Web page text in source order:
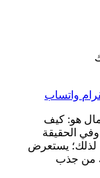
واتساب
هو: كيف
الحقيقة
لذلك؛ يستعرض
من جذب